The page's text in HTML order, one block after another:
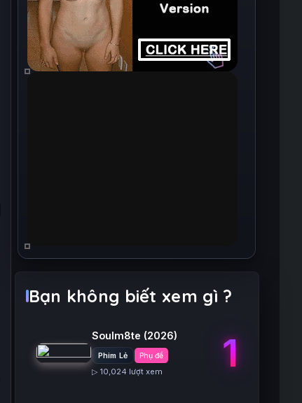
Bạn không biết xem gì ?
Soulm8te (2026)
Phim Lẻ Phụ đề
▷ 10,024 lượt xem 1